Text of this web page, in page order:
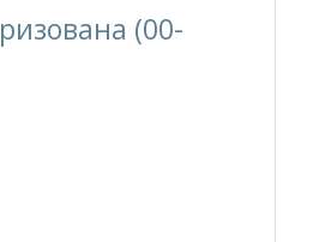
(00-